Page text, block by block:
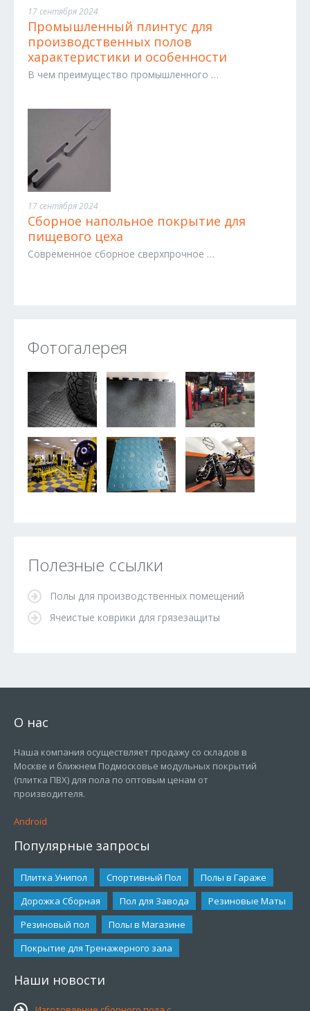
17 сентября 2024
Промышленный плинтус для
производственных полов
характеристики и особенности
В чем преимущество промышленного …
17 сентября 2024
Сборное напольное покрытие для
пищевого цеха
Современное сборное сверхпрочное …
Фотогалерея
Полезные ссылки
Полы для производственных помещений
Ячеистые коврики для грязезащиты
О нас
Наша компания осуществляет продажу со складов в
Москве и ближнем Подмосковье модульных покрытий
(плитка ПВХ) для пола по оптовым ценам от
производителя.
Android
Популярные запросы
Плитка Унипол Спортивный Пол
Полы в Гараже
Дорожка Сборная
Пол для Завода
Резиновые Маты
Резиновый пол
Полы в Магазине
Покрытие для Тренажерного зала
Наши новости